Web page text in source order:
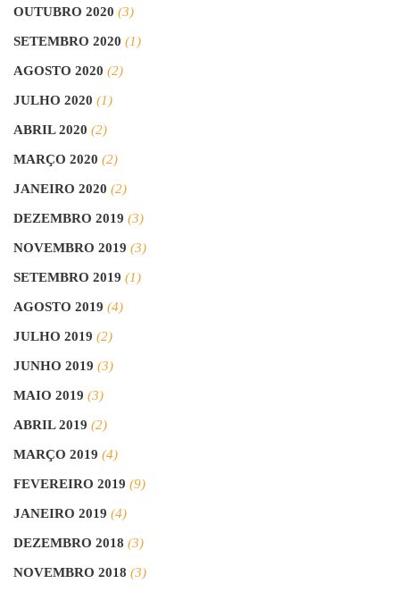
OUTUBRO 2020 (3)
SETEMBRO 2020 (1)
AGOSTO 2020 (2)
JULHO 2020 (1)
ABRIL 2020 (2)
MARÇO 2020 (2)
JANEIRO 2020 (2)
DEZEMBRO 2019 (3)
NOVEMBRO 2019 (3)
SETEMBRO 2019 (1)
AGOSTO 2019 (4)
JULHO 2019 (2)
JUNHO 2019 (3)
MAIO 2019 (3)
ABRIL 2019 (2)
MARÇO 2019 (4)
FEVEREIRO 2019 (9)
JANEIRO 2019 (4)
DEZEMBRO 2018 (3)
NOVEMBRO 2018 (3)